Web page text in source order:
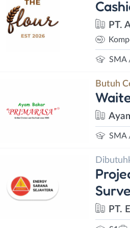
PT.
SMA
Butuh
SMA
PT.